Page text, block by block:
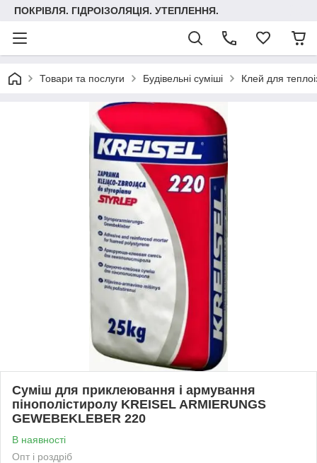
ПОКРІВЛЯ. ГІДРОІЗОЛЯЦІЯ. УТЕПЛЕННЯ.
Товари та послуги Будівельні суміші Клей для
Суміш для приклеювання і армування
пінополістиролу KREISEL ARMIERUNGS
GEWEBEKLEBER 220
В наявності
Опт і роздріб